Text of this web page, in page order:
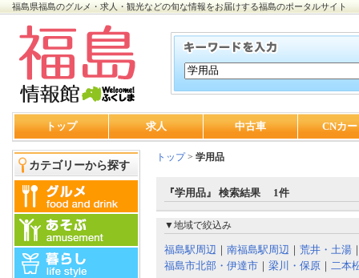
福島県福島のグルメ・求人・観光などの旬な情報をお届けする福島のポータルサイト
トップ 求人 中古車 CNカ
カテゴリーから探す
トップ> 学用品
『学用品』 検索結果 1件
▼地域で絞込み
福島駅周辺 ｜ 南福島駅周辺 ｜ 荒井・土湯
福島市北部・伊達市 ｜ 梁川・保原 ｜ 二本